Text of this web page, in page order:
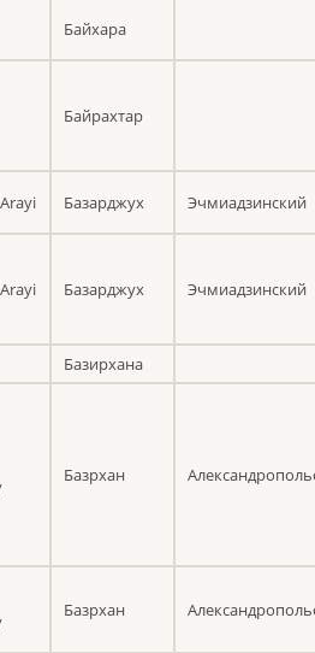
Байхара
Байрахтар
Базарджух Эчмиадзинский
Базарджух Эчмиадзинский
Базирхана
Базрхан
Базрхан